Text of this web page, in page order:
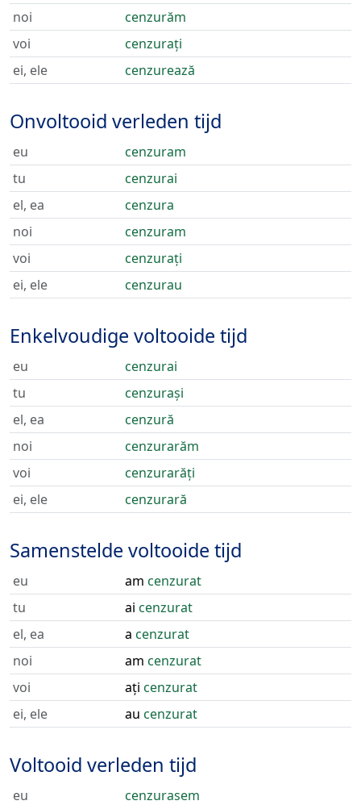
noi
cenzurăm
voi
cenzurați
ei, ele
cenzurează
Onvoltooid verleden tijd
eu
cenzuram
tu
cenzurai
el, ea
cenzura
noi
cenzuram
voi
cenzurați
ei, ele
cenzurau
Enkelvoudige voltooide tijd
eu
cenzurai
tu
cenzurași
el, ea
cenzură
noi
cenzurarăm
voi
cenzurarăți
ei, ele
cenzurară
Samenstelde voltooide tijd
eu am cenzurat
tu
ai cenzurat
el, ea
a cenzurat
noi
am cenzurat
voi
ați cenzurat
ei, ele
au cenzurat
Voltooid verleden tijd
eu
cenzurasem